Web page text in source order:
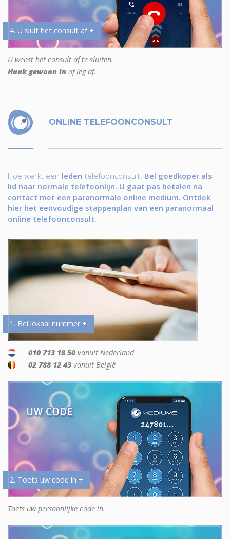
4. U sluit het consult af +
U wenst het consult af te sluiten.
Haak gewoon in of leg af.
ONLINE TELEFOONCONSULT
Hoe werkt een leden-telefoonconsult. Bel goedkoper als
lid naar normale telefoonlijn. U gaat pas betalen na
contact met een paranormale online medium. Ontdek
hier het eenvoudige stappenplan van een paranormaal
online telefoonconsult.
1. Bel lokaal nummer +
010 713 18 50 vanuit Nederland
02 788 12 43 vanuit België
2. Toets uw code in +
Toets uw persoonlijke code in.